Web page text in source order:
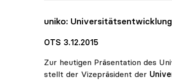
uniko:
OTS 3.12.2015
Zur heutigen Präsentation des
stellt der Vizepräsident der